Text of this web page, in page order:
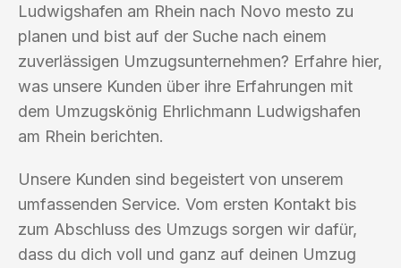
Ludwigshafen am Rhein nach Novo mesto zu
planen und bist auf der Suche nach einem
zuverlässigen Umzugsunternehmen? Erfahre hier,
was unsere Kunden über ihre Erfahrungen mit
dem Umzugskönig Ehrlichmann Ludwigshafen
am Rhein berichten.
Unsere Kunden sind begeistert von unserem
umfassenden Service. Vom ersten Kontakt bis
zum Abschluss des Umzugs sorgen wir dafür,
dass du dich voll und ganz auf deinen Umzug